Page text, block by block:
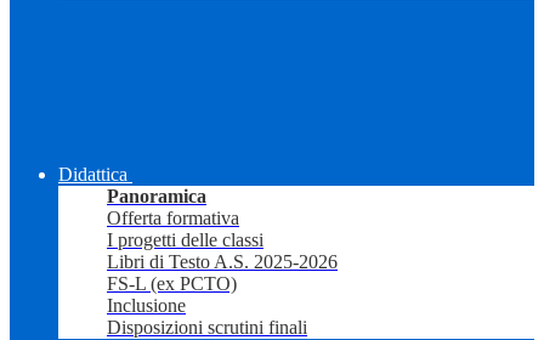
Didattica
Panoramica
Offerta formativa
I progetti delle classi
Libri di Testo A.S. 2025-2026
FS-L (ex PCTO)
Inclusione
Disposizioni scrutini finali